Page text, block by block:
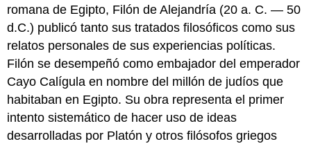
romana de Egipto, Filón de Alejandría (20 a. C. — 50
d.C.) publicó tanto sus tratados filosóficos como sus
relatos personales de sus experiencias políticas.
Filón se desempeñó como embajador del emperador
Cayo Calígula en nombre del millón de judíos que
habitaban en Egipto. Su obra representa el primer
intento sistemático de hacer uso de ideas
desarrolladas por Platón y otros filósofos griegos